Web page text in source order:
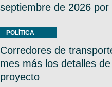
septiembre de 2026
POLÍTICA
Corredores de
mes más los detalles
proyecto